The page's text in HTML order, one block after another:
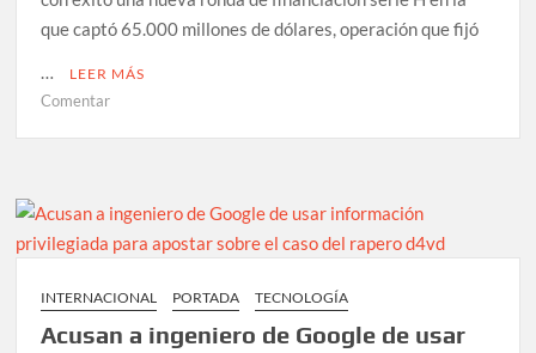
que captó 65.000 millones de dólares, operación que fijó
…
LEER MÁS
Comentaren
de
millones
dólares
tras
INTERNACIONAL PORTADA TECNOLOGÍA
Acusan a ingeniero de Google de usar